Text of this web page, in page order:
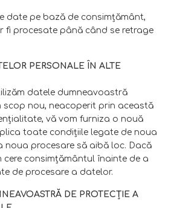
date pe bază de consimţământ,
fi procesate până când se retrage
PERSONALE ÎN ALTE
datele dumneavoastră
scop nou, neacoperit prin această
vă vom furniza o nouă
toate condiţiile legate de noua
noua procesare să aibă loc. Dacă
cere consimţământul înainte de a
de procesare a datelor.
DE PROTECŢIE A